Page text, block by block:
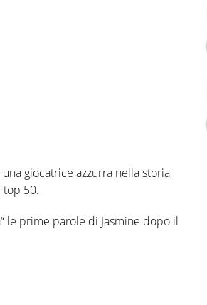
giocatrice azzurra nella storia,
50.
le prime parole di Jasmine dopo il